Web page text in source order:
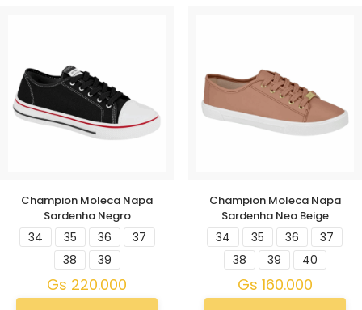
Champion Moleca Napa
Sardenha Negro
34 35 36
37
38
39
Gs 220.000
Champion Moleca Napa
Sardenha Neo Beige
34 35 36
37
38
39 40
Gs 160.000